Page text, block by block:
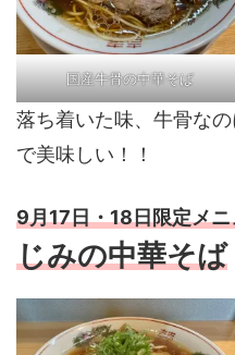
国産牛骨の中華そば
落ち着いた味、牛骨な
で美味しい！！
9月17日・18日限定メニ
じみの中華そば